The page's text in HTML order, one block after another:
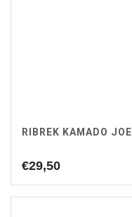
RIBREK KAMADO JOE
€29,50